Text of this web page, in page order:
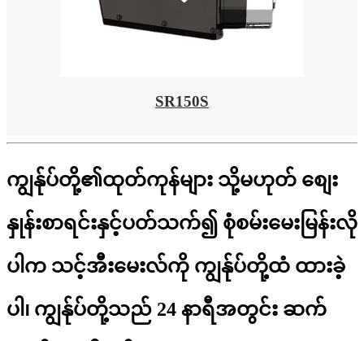
SR150S
ကျွန်ုပ်တို့၏ထုတ်ကုန်များ သို့မဟုတ် စျေး
နှုန်းစာရင်းနှင့်ပတ်သက်၍ စုံစမ်းမေးမြန်းလို
ပါက သင့်အီးမေးလ်ကို ကျွန်ုပ်တို့ထံ ထားခဲ့
ပါ၊ ကျွန်ုပ်တို့သည် 24 နာရီအတွင်း ဆက်